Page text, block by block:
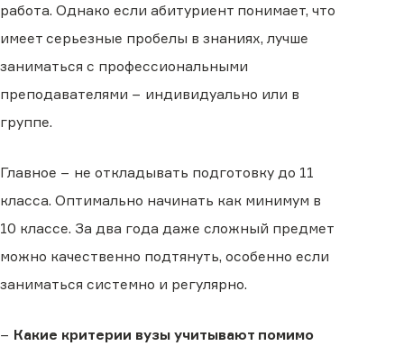
работа. Однако если абитуриент понимает, что
имеет серьезные пробелы в знаниях, лучше
заниматься с профессиональными
преподавателями − индивидуально или в
группе.
Главное − не откладывать подготовку до 11
класса. Оптимально начинать как минимум в
10 классе. За два года даже сложный предмет
можно качественно подтянуть, особенно если
заниматься системно и регулярно.
− Какие критерии вузы учитывают помимо